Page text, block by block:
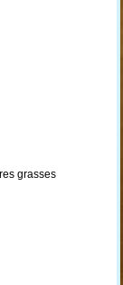
grasses